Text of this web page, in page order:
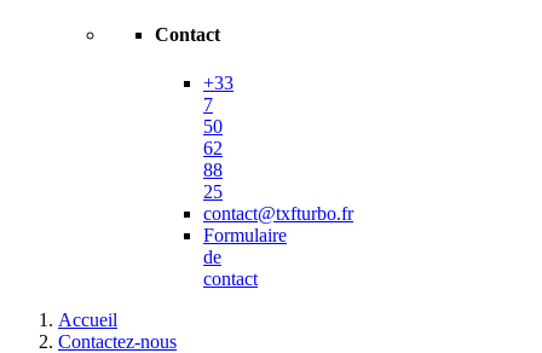
Contact
+33
7
50
62
88
25
contact@txfturbo.fr
Formulaire
de
contact
Accueil
Contactez-nous